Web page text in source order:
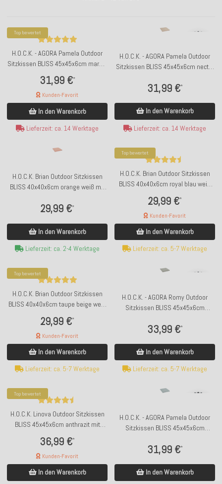
Top bewertet
H.O.C.K. - AGORA Pamela Outdoor
Sitzkissen BLISS 45x45x6cm marble
31,99 €*
Kunden-Favorit
In den Warenkorb
Lieferzeit: ca. 14 Werktage
H.O.C.K. - AGORA Pamela Outdoor
Sitzkissen BLISS 45x45x6cm nectar
31,99 €*
In den Warenkorb
Lieferzeit: ca. 14 Werktage
H.O.C.K. Brian Outdoor Sitzkissen
BLISS 40x40x6cm orange weiß mit
29,99 €*
In den Warenkorb
Lieferzeit: ca. 2-4 Werktage
Top bewertet
H.O.C.K. Brian Outdoor Sitzkissen
BLISS 40x40x6cm royal blau weiß
29,99 €*
Kunden-Favorit
In den Warenkorb
Lieferzeit: ca. 5-7 Werktage
Top bewertet
H.O.C.K. Brian Outdoor Sitzkissen
BLISS 40x40x6cm taupe beige weiß
29,99 €*
Kunden-Favorit
In den Warenkorb
Lieferzeit: ca. 5-7 Werktage
H.O.C.K. - AGORA Romy Outdoor
Sitzkissen BLISS 45x45x6cm
kleingemustert col. 20091
33,99 €*
In den Warenkorb
Lieferzeit: ca. 5-7 Werktage
Top bewertet
H.O.C.K. Linova Outdoor Sitzkissen
BLISS 45x45x6cm anthrazit mit
36,99 €*
Kunden-Favorit
In den Warenkorb
H.O.C.K. - AGORA Pamela Outdoor
Sitzkissen BLISS 45x45x6cm
31,99 €*
In den Warenkorb